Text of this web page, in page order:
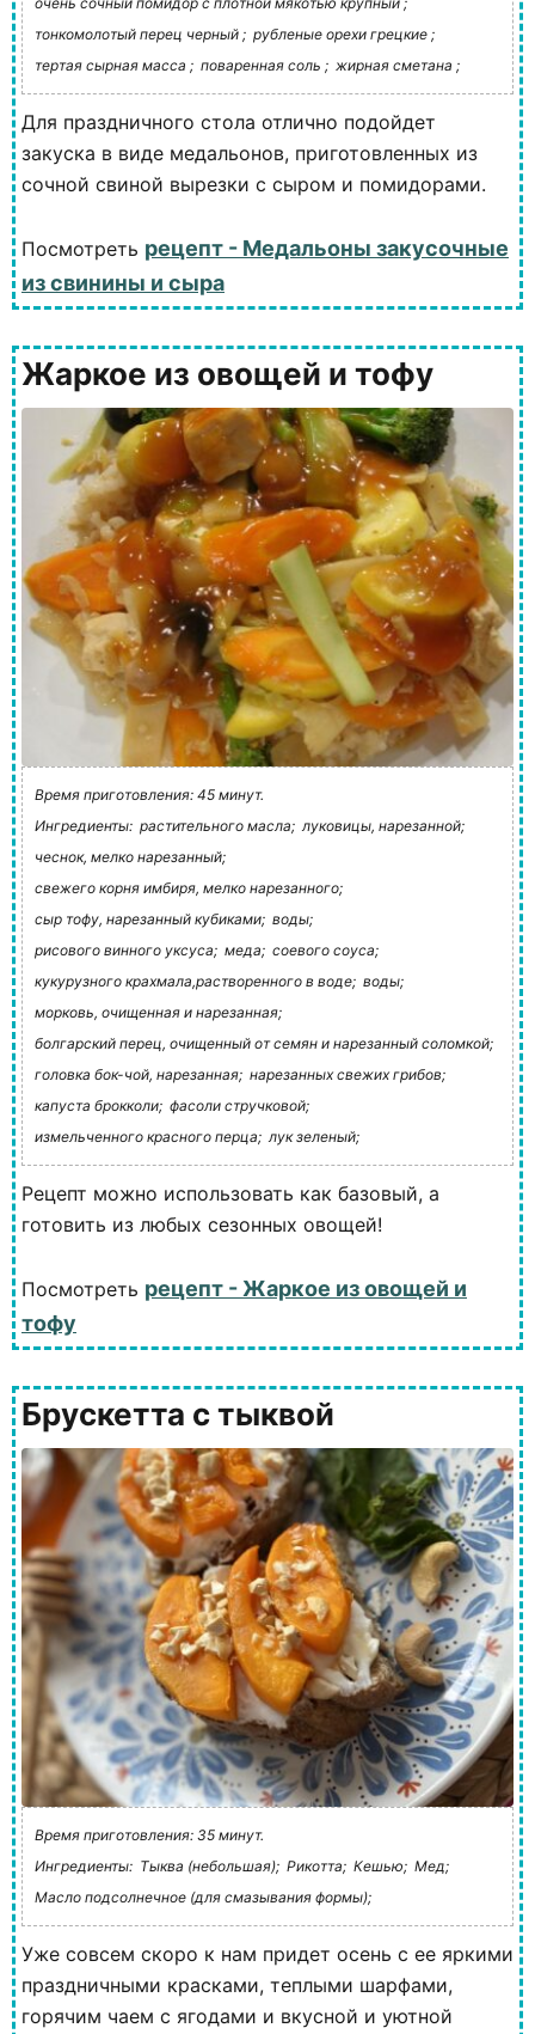
тонкомолотый перец черный ; рубленые орехи грецкие ;
тертая сырная масса ; поваренная соль ; жирная сметана ;
Для праздничного стола отлично подойдет
закуска в виде медальонов, приготовленных из
сочной свиной вырезки с сыром и помидорами.
Посмотреть рецепт - Медальоны закусочные
из свинины и сыра
Жаркое из овощей и тофу
Время приготовления: 45 минут.
Ингредиенты: растительного масла; луковицы, нарезанной;
чеснок, мелко нарезанный;
свежего корня имбиря, мелко нарезанного;
сыр тофу, нарезанный кубиками; воды;
рисового винного уксуса; меда; соевого соуса;
кукурузного крахмала,растворенного в воде; воды;
морковь, очищенная и нарезанная;
болгарский перец, очищенный от семян и нарезанный соломкой;
головка бок-чой, нарезанная; нарезанных свежих грибов;
капуста брокколи; фасоли стручковой;
измельченного красного перца; лук зеленый;
Рецепт можно использовать как базовый, а
готовить из любых сезонных овощей!
Посмотреть рецепт - Жаркое из овощей и
тофу
Брускетта с тыквой
Время приготовления: 35 минут.
Ингредиенты: Тыква (небольшая); Рикотта; Кешью; Мед;
Масло подсолнечное (для смазывания формы);
Уже совсем скоро к нам придет осень с ее яркими
праздничными красками, теплыми шарфами,
горячим чаем с ягодами и вкусной и уютной